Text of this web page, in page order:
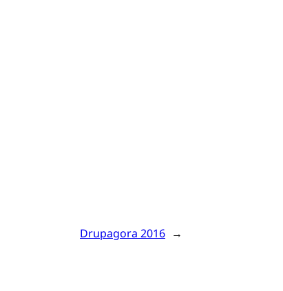
Drupagora 2016 →